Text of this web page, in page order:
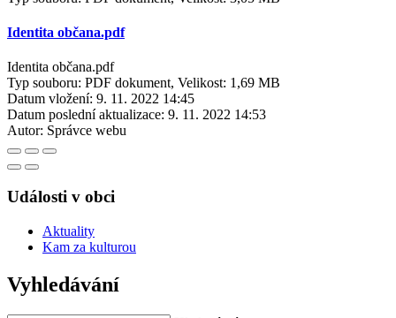
Identita občana.pdf
Identita občana.pdf
Typ souboru: PDF dokument, Velikost: 1,69 MB
Datum vložení: 9. 11. 2022 14:45
Datum poslední aktualizace: 9. 11. 2022 14:53
Autor: Správce webu
Události v obci
Aktuality
Kam za kulturou
Vyhledávání